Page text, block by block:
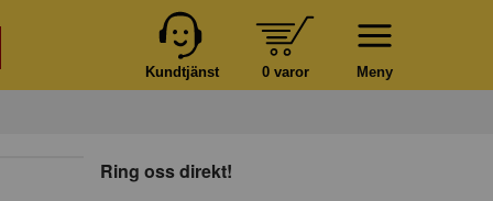
Meny
0 varor
Kundtjänst
Ring oss direkt!